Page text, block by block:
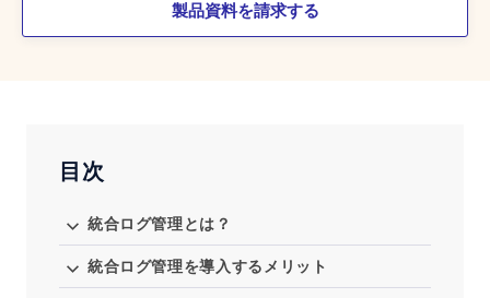
IT資産管理システム
セミナー
製品資料を請求する
目次
統合ログ管理とは？
統合ログ管理を導入するメリット